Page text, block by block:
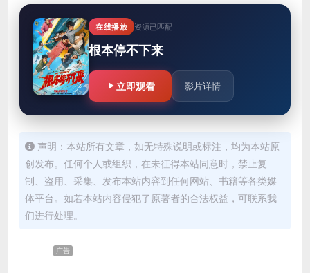
在线播放 资源已匹配
根本停不下来
立即观看 影片详情
声明：本站所有文章，如无特殊说明或标注，均为本站原
创发布。任何个人或组织，在未征得本站同意时，禁止复
制、盗用、采集、发布本站内容到任何网站、书籍等各类媒
体平台。如若本站内容侵犯了原著者的合法权益，可联系我
们进行处理。
广告